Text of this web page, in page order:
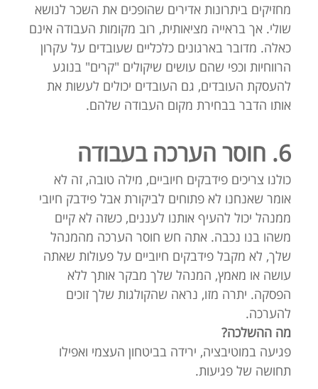
מחזיקים ביתרונות אדירים שהופכים את השכר לנושא
שולי. אך בראייה מציאותית, רוב מקומות העבודה אינם
כאלה. מדובר בארגונים כלכליים שעובדים על עקרון
הרווחיות וכפי שהם עושים שיקולים "קרים" בנוגע
להעסקת העובדים, גם העובדים יכולים לעשות את
אותו הדבר בבחירת מקום העבודה שלהם.
6. חוסר הערכה בעבודה
כולנו צריכים פידבקים חיוביים, מילה טובה, זה לא
אומר שאנחנו לא פתוחים לביקורת אבל פידבק חיובי
ממנהל יכול להעיף אותנו לעננים, כשזה לא קיים
משהו בנו נכבה. אתה חש חוסר הערכה מהמנהל
שלך, לא מקבל פידבקים חיוביים על פעולות שאתה
עושה או מאמץ, המנהל שלך מבקר אותך ללא
הפסקה. יתרה מזו, נראה שהקולגות שלך זוכים
להערכה.
מה ההשלכה?
פגיעה במוטיבציה, ירידה בביטחון העצמי ואפילו
תחושה של פגיעות.